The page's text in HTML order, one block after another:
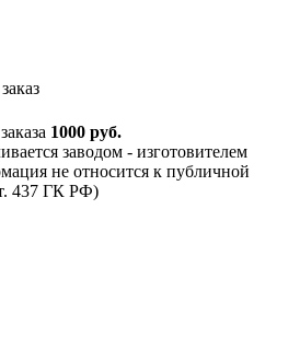
1000 руб.
заводом - изготовителем
не относится к публичной
437 ГК РФ)